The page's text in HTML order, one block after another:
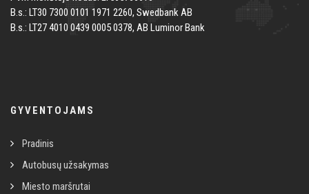
B.s.: LT30 7300 0101 1971 2260, Swedbank AB
B.s.: LT27 4010 0439 0005 0378, AB Luminor Bank
GYVENTOJAMS
Pradinis
Autobusų užsakymas
Miesto maršrutai